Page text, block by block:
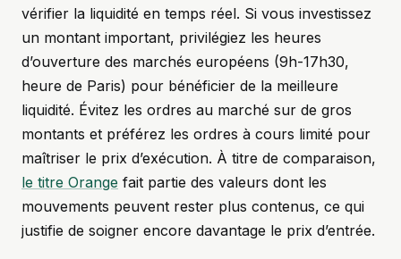
vérifier la liquidité en temps réel. Si vous investissez
un montant important, privilégiez les heures
d’ouverture des marchés européens (9h-17h30,
heure de Paris) pour bénéficier de la meilleure
liquidité. Évitez les ordres au marché sur de gros
montants et préférez les ordres à cours limité pour
maîtriser le prix d’exécution. À titre de comparaison,
le titre Orange fait partie des valeurs dont les
mouvements peuvent rester plus contenus, ce qui
justifie de soigner encore davantage le prix d’entrée.